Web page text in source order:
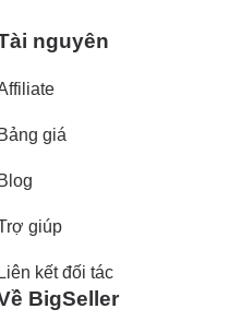
nguyên
Bảng giá
Blog
giúp
Liên kết đối tác
BigSeller